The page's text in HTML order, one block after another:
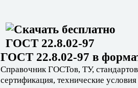
ГОСТ 22.8.02-97 в
Справочник ГОСТов, ТУ,
сертификация, технические условия